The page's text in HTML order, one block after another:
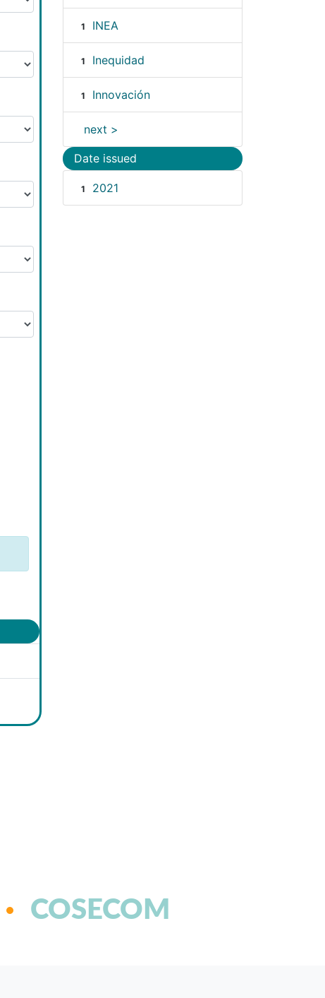
1 INEA
1 Inequidad
1 Innovación
next >
Date issued
1 2021
COSECOM